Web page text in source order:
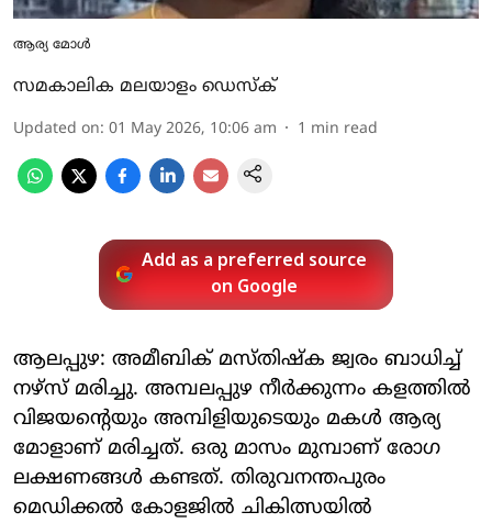
ആര്യ മോള്‍
സമകാലിക മലയാളം ഡെസ്ക്
Updated on: 01 May 2026, 10:06 am 1 min read
Add as a preferred source
on Google
ആലപ്പുഴ: അമീബിക് മസ്തിഷ്‌ക ജ്വരം ബാധിച്ച്
നഴ്‌സ് മരിച്ചു. അമ്പലപ്പുഴ നീര്‍ക്കുന്നം കളത്തില്‍
വിജയന്റെയും അമ്പിളിയുടെയും മകള്‍ ആര്യ
മോളാണ് മരിച്ചത്. ഒരു മാസം മുമ്പാണ് രോഗ
ലക്ഷണങ്ങള്‍ കണ്ടത്. തിരുവനന്തപുരം
മെഡിക്കല്‍ കോളജില്‍ ചികിത്സയില്‍